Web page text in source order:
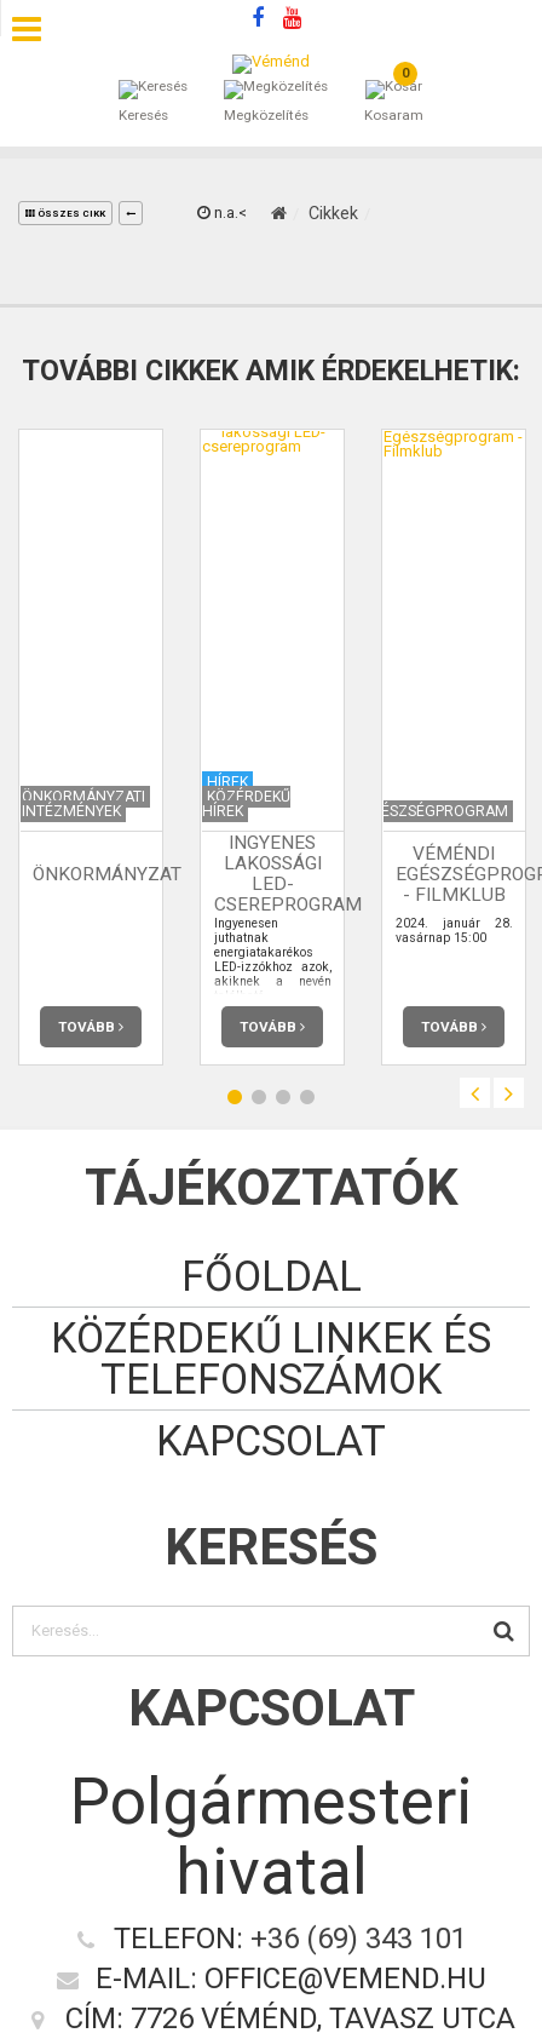
Keresés Megközelítés
0
Kosaram
SZÁLLÁSOK
ÁLTALÁNOS SZERZŐDÉSI FELTÉTELEK
ÖSSZES CIKK n.a.< Cikkek
TOVÁBBI CIKKEK AMIK ÉRDEKELHETIK:
ÖNKORMÁNYZATI
INTÉZMÉNYEK
ÖNKORMÁNYZAT
TOVÁBB
HÍREK
KÖZÉRDEKŰ
HÍREK
INGYENES
LAKOSSÁGI
LED-
CSEREPROGRAM
Ingyenesen
juthatnak
energiatakarékos
LED-izzókhoz azok,
akiknek a nevén
található
villanyszámla és
regisztrálnak a
ledcsere.hu oldalon.
TOVÁBB
EGÉSZSÉGPROGRAM
VÉMÉNDI
- FILMKLUB
2024. január 28.
vasárnap 15:00
TOVÁBB
TÁJÉKOZTATÓK
FŐOLDAL
KÖZÉRDEKŰ LINKEK ÉS
TELEFONSZÁMOK
KAPCSOLAT
KERESÉS
KAPCSOLAT
Polgármesteri
hivatal
TELEFON: +36 (69) 343 101
E-MAIL: OFFICE@VEMEND.HU
CÍM: 7726 VÉMÉND, TAVASZ UTCA